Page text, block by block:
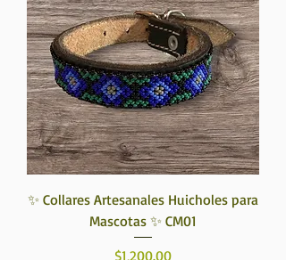
✨ Collares Artesanales Huicholes para
Mascotas ✨ CM01
Precio
$1,200.00